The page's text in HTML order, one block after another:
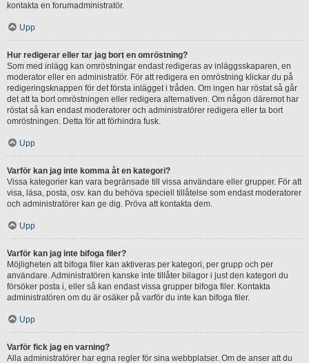
kontakta en forumadministratör.
Upp
Hur redigerar eller tar jag bort en omröstning?
Som med inlägg kan omröstningar endast redigeras av inläggsskaparen, en
moderator eller en administratör. För att redigera en omröstning klickar du på
redigeringsknappen för det första inlägget i tråden. Om ingen har röstat så går
det att ta bort omröstningen eller redigera alternativen. Om någon däremot har
röstat så kan endast moderatorer och administratörer redigera eller ta bort
omröstningen. Detta för att förhindra fusk.
Upp
Varför kan jag inte komma åt en kategori?
Vissa kategorier kan vara begränsade till vissa användare eller grupper. För att
visa, läsa, posta, osv. kan du behöva speciell tillåtelse som endast moderatorer
och administratörer kan ge dig. Pröva att kontakta dem.
Upp
Varför kan jag inte bifoga filer?
Möjligheten att bifoga filer kan aktiveras per kategori, per grupp och per
användare. Administratören kanske inte tillåter bilagor i just den kategori du
försöker posta i, eller så kan endast vissa grupper bifoga filer. Kontakta
administratören om du är osäker på varför du inte kan bifoga filer.
Upp
Varför fick jag en varning?
Alla administratörer har egna regler för sina webbplatser. Om de anser att du